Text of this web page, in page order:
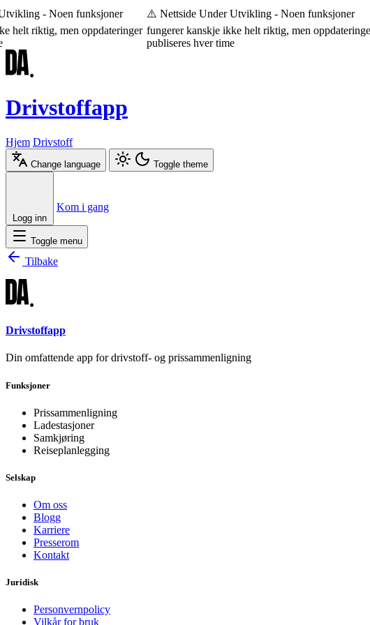
- Noen funksjoner
helt riktig, men oppdateringer
⚠️ Nettside Under Utvikling - Noen funksjoner
fungerer kanskje ikke helt riktig, men oppdateringer
publiseres hver time
Drivstoffapp
Hjem Drivstoff
Change language Toggle theme
Logg inn
Kom i gang
Toggle menu
Tilbake
Drivstoffapp
Din omfattende app for drivstoff- og prissammenligning
Funksjoner
Prissammenligning
Ladestasjoner
Samkjøring
Reiseplanlegging
Selskap
Om oss
Blogg
Karriere
Presserom
Kontakt
Juridisk
Personvernpolicy
Vilkår for bruk